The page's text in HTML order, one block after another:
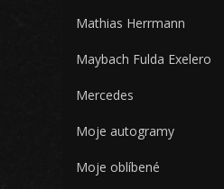
Mathias Herrmann
Maybach Fulda Exelero
Mercedes
Moje autogramy
Moje oblíbené